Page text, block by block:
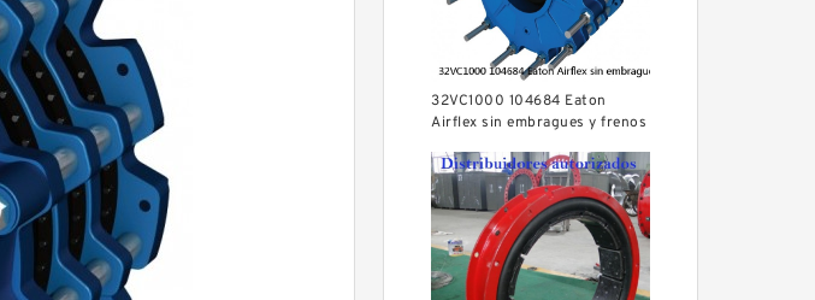
32VC1000 104684 Eaton
Airflex sin embragues y frenos